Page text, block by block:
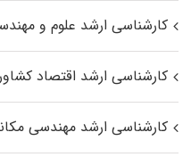
کارشناسی ارشد علوم و
کارشناسی ارشد اقتصاد
کارشناسی ارشد مهندسی